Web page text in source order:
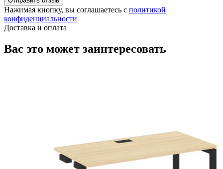
Нажимая кнопку, вы соглашаетесь с политикой
конфиденциальности
Доставка и оплата
Вас это может заинтересовать